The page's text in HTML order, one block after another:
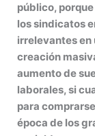
público,
los sindicatos
irrelevantes en
creación
aumento de
laborales, si
para
época de los